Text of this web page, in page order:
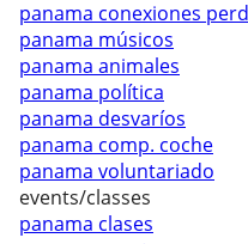
panama conexiones
panama músicos
panama animales
panama política
panama desvaríos
panama comp. coche
panama voluntariado
events/classes
panama clases